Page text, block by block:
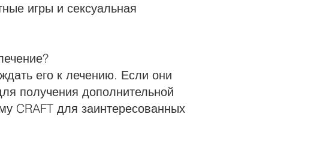
игры и сексуальная
его к лечению. Если они
получения дополнительной
CRAFT для заинтересованных